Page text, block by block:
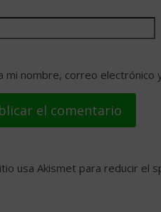
mi nombre, correo
usa Akismet para reducir el